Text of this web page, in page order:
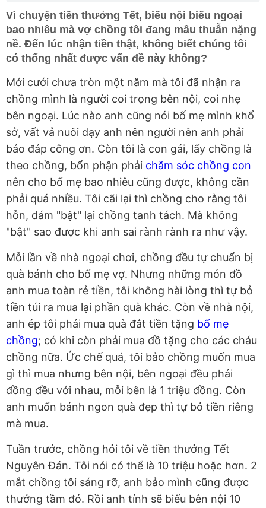
Vì chuyện tiền thưởng Tết, biếu nội biếu ngoại
bao nhiêu mà vợ chồng tôi đang mâu thuẫn nặng
nề. Đến lúc nhận tiền thật, không biết chúng tôi
có thống nhất được vấn đề này không?
Mới cưới chưa tròn một năm mà tôi đã nhận ra
chồng mình là người coi trọng bên nội, coi nhẹ
bên ngoại. Lúc nào anh cũng nói bố mẹ mình khổ
sở, vất vả nuôi dạy anh nên người nên anh phải
báo đáp công ơn. Còn tôi là con gái, lấy chồng là
theo chồng, bổn phận phải chăm sóc chồng con
nên cho bố mẹ bao nhiêu cũng được, không cần
phải quá nhiều. Tôi cãi lại thì chồng cho rằng tôi
hỗn, dám "bật" lại chồng tanh tách. Mà không
"bật" sao được khi anh sai rành rành ra như vậy.
Mỗi lần về nhà ngoại chơi, chồng đều tự chuẩn bị
quà bánh cho bố mẹ vợ. Nhưng những món đồ
anh mua toàn rẻ tiền, tôi không hài lòng thì tự bỏ
tiền túi ra mua lại phần quà khác. Còn về nhà nội,
anh ép tôi phải mua quà đắt tiền tặng bố mẹ
chồng; có khi còn phải mua đồ tặng cho các cháu
chồng nữa. Ức chế quá, tôi bảo chồng muốn mua
gì thì mua nhưng bên nội, bên ngoại đều phải
đồng đều với nhau, mỗi bên là 1 triệu đồng. Còn
anh muốn bánh ngon quà đẹp thì tự bỏ tiền riêng
mà mua.
Tuần trước, chồng hỏi tôi về tiền thưởng Tết
Nguyên Đán. Tôi nói có thể là 10 triệu hoặc hơn. 2
mắt chồng tôi sáng rỡ, anh bảo mình cũng được
thưởng tầm đó. Rồi anh tính sẽ biếu bên nội 10